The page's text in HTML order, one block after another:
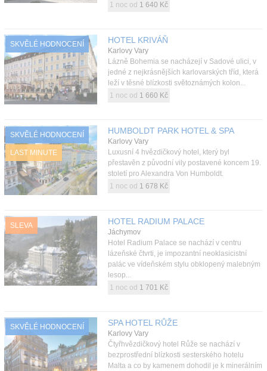
1 noc od 1 640 Kč
SKVĚLÉ HODNOCENÍ HOTEL KRIVÁŇ
Karlovy Vary
Lázně Bohemia se nacházejí v Sadové ulici, v
jedné z nejkrásnějších karlovarských tříd, která
leží v těsné blízkosti světoznámých kolon...
1 noc od 1 660 Kč
SKVĚLÉ HODNOCENÍ
LAST MINUTE
HUMBOLDT PARK HOTEL & SPA
Karlovy Vary
Luxusní 4 hvězdičkový hotel, který byl
přestavěn z původní vily postavené koncem 19.
století pro Alexandra Von Humboldt.
1 noc od 1 678 Kč
SLEVA HOTEL RADIUM PALACE
Jáchymov
Hotel Radium Palace se nachází v centru
lázeňské čtvrti, je impozantní neoklasicistní
palác ve vídeňském stylu obklopený malebným
lesop...
1 noc od 1 701 Kč
SKVĚLÉ HODNOCENÍ SPA HOTEL RŮŽE
Karlovy Vary
Čtyřhvězdičkový hotel Růže se nachází v
bezprostřední blízkosti sesterského hotelu
Malta a co by kamenem dohodil je k minerálním